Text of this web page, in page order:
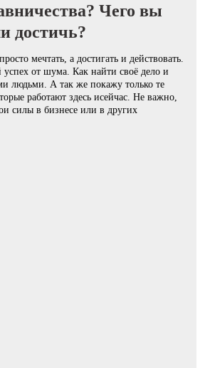
Чего вы
достичь?
мечтать, а достигать и действовать.
успех от шума. Как найти своё дело и
людьми. А так же покажу только те
работают здесь исейчас. Не важно,
силы в бизнесе или в других